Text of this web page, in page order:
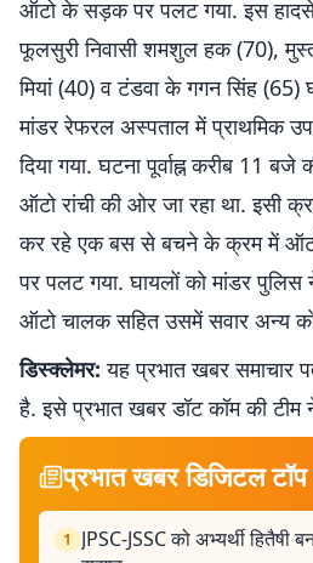
ऑटो के सड़क पर पलट गया. इस
फूलसुरी निवासी शमशुल हक (70),
मियां (40) व टंडवा के गगन सिंह (65)
मांडर रेफरल अस्पताल में प्राथमिक
दिया गया. घटना पूर्वाह्न करीब 11 बजे
ऑटो रांची की ओर जा रहा था. इसी
कर रहे एक बस से बचने के क्रम में
पर पलट गया. घायलों को मांडर
ऑटो चालक सहित उसमें सवार अन्य
डिस्क्लेमर: यह प्रभात खबर समाचार
है. इसे प्रभात खबर डॉट कॉम की टीम
प्रभात खबर डिजिटल टॉप
1
JPSC-JSSC को अभ्यर्थी हितैषी